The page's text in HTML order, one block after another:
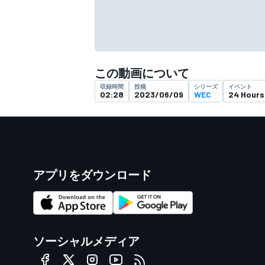
すべてのカテゴリー
この動画について
収録時間
02:28
投稿
2023/06/09
シリーズ
WEC
イベント
24
アプリをダウンロード
ソーシャルメディア